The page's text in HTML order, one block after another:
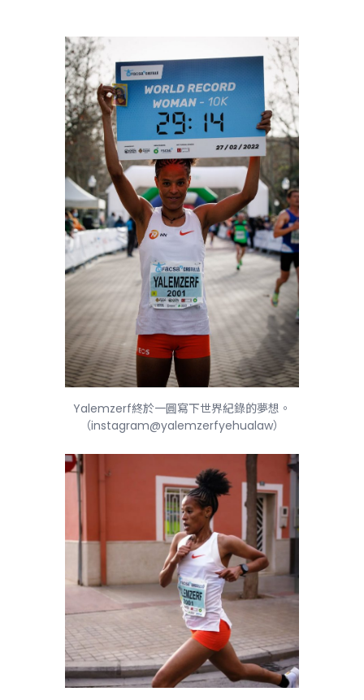
Yalemzerf終於一圓寫下世界紀錄的夢想。
（instagram@yalemzerfyehualaw）